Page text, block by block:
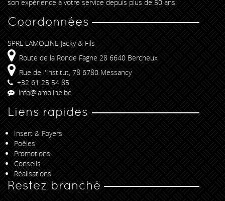
son expérience à votre service depuis plus de 50 ans.
Coordonnées
SPRL LAMOLINE Jacky & Fils
Route de la Ronde Fagne 28 6640 Bercheux
Rue de l'Institut, 78 6780 Messancy
+32 61 25 54 85
info@lamoline.be
Liens rapides
Insert & Foyers
Poêles
Promotions
Conseils
Réalisations
Restez branché